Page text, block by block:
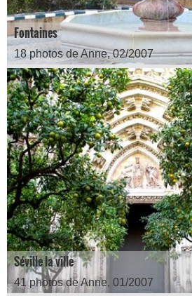
Fontaines
18 photos de Anne, 02/2007
Séville la ville
41 photos de Anne, 01/2007